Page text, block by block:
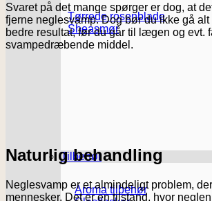
Tørrede rosenblade
Sheasmør
Tilbehør
Aroma tilbehør
Svaret på det mange spørger er dog, at
fjerne neglesvamp. Dog bør du ikke gå
bedre resultat, før du går til lægen og evt.
svampedræbende middel.
Naturlig behandling
Neglesvamp er et almindeligt problem,
mennesker. Det er en tilstand, hvor